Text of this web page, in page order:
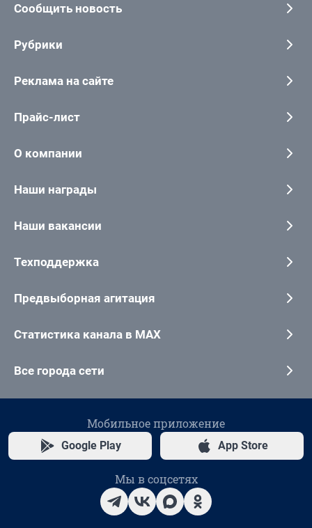
Сообщить новость
Рубрики
Реклама на сайте
Прайс-лист
О компании
Наши награды
Наши вакансии
Техподдержка
Предвыборная агитация
Статистика канала в MAX
Все города сети
Мобильное приложение
Google Play App Store
Мы в соцсетях